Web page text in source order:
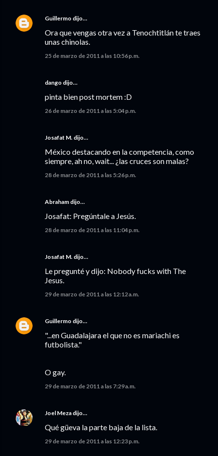
Guillermo dijo…
Ora que vengas otra vez a Tenochtitlán te traes
unas chinolas.
25 de marzo de 2011 a las 10:56 p.m.
dango dijo…
pinta bien post mortem :D
26 de marzo de 2011 a las 5:04 p.m.
Josafat M. dijo…
México destacando en la competencia, como
siempre, ah no, wait... ¿las cruces son malas?
28 de marzo de 2011 a las 5:26 p.m.
Abraham dijo…
Josafat: Pregúntale a Jesús.
28 de marzo de 2011 a las 11:04 p.m.
Josafat M. dijo…
Le pregunté y dijo: Nobody fucks with The
Jesus.
29 de marzo de 2011 a las 12:12 a.m.
Guillermo dijo…
"...en Guadalajara el que no es mariachi es
futbolista."
O gay.
29 de marzo de 2011 a las 7:29 a.m.
Joel Meza dijo…
Qué güeva la parte baja de la lista.
29 de marzo de 2011 a las 12:23 p.m.